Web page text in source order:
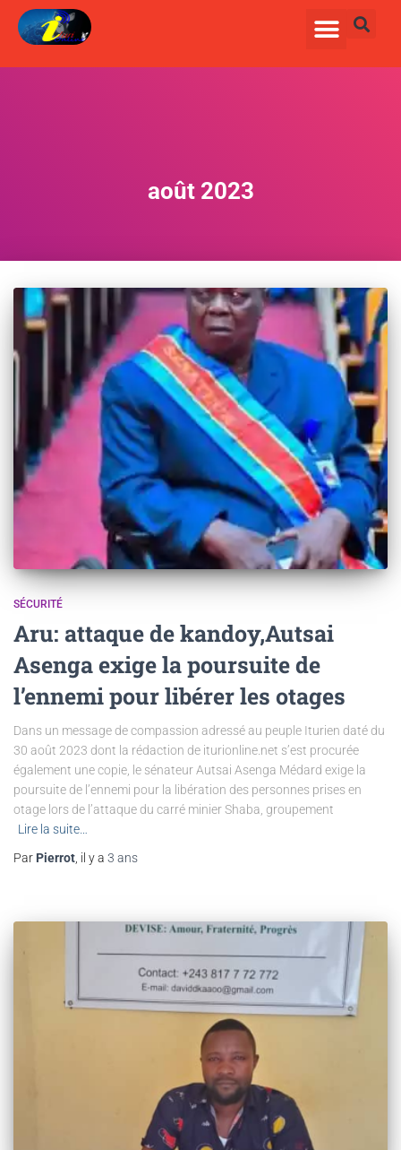
août 2023
SÉCURITÉ
Aru: attaque de kandoy,Autsai
Asenga exige la poursuite de
l’ennemi pour libérer les otages
Dans un message de compassion adressé au peuple Iturien daté du
30 août 2023 dont la rédaction de iturionline.net s’est procurée
également une copie, le sénateur Autsai Asenga Médard exige la
poursuite de l’ennemi pour la libération des personnes prises en
otage lors de l’attaque du carré minier Shaba, groupement
Lire la suite…
Par Pierrot , il y a 3 ans